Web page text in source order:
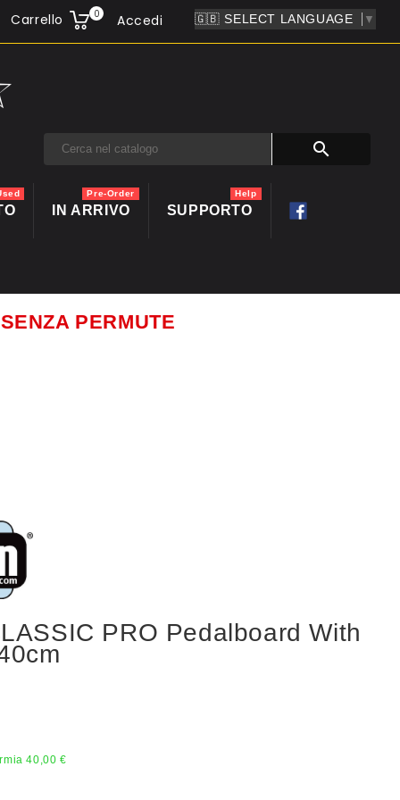
Carrello 0 ▼
Accedi

IN ARRIVO
Pre-Order
SUPPORTO
Help
PERMUTE
PRO Pedalboard With
40,00 €